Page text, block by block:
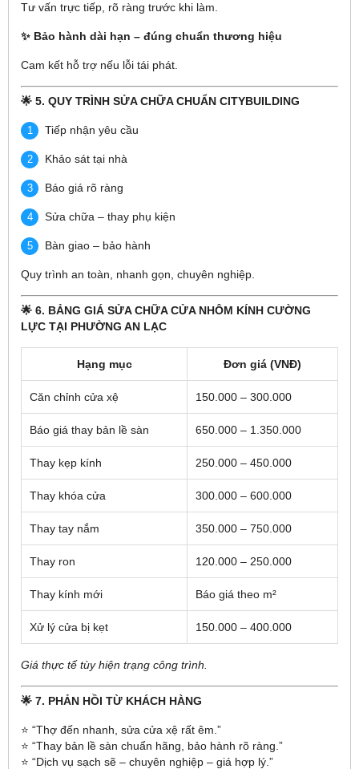
Tư vấn trực tiếp, rõ ràng trước khi làm.
✨ Bảo hành dài hạn – đúng chuẩn thương hiệu
Cam kết hỗ trợ nếu lỗi tái phát.
🌟 5. QUY TRÌNH SỬA CHỮA CHUẨN CITYBUILDING
Tiếp nhận yêu cầu
Khảo sát tại nhà
Báo giá rõ ràng
Sửa chữa – thay phụ kiện
Bàn giao – bảo hành
Quy trình an toàn, nhanh gọn, chuyên nghiệp.
🌟 6. BẢNG GIÁ SỬA CHỮA CỬA NHÔM KÍNH CƯỜNG
LỰC TẠI PHƯỜNG AN LẠC
Hạng mục Đơn giá (VNĐ)
Căn chỉnh cửa xệ 150.000 – 300.000
Báo giá thay bản lề sàn 650.000 – 1.350.000
Thay kẹp kính 250.000 – 450.000
Thay khóa cửa 300.000 – 600.000
Thay tay nắm 350.000 – 750.000
Thay ron 120.000 – 250.000
Thay kính mới Báo giá theo m²
Xử lý cửa bị kẹt 150.000 – 400.000
Giá thực tế tùy hiện trạng công trình.
🌟 7. PHẢN HỒI TỪ KHÁCH HÀNG
⭐ “Thợ đến nhanh, sửa cửa xệ rất êm.”
⭐ “Thay bản lề sàn chuẩn hãng, bảo hành rõ ràng.”
⭐ “Dịch vụ sạch sẽ – chuyên nghiệp – giá hợp lý.”